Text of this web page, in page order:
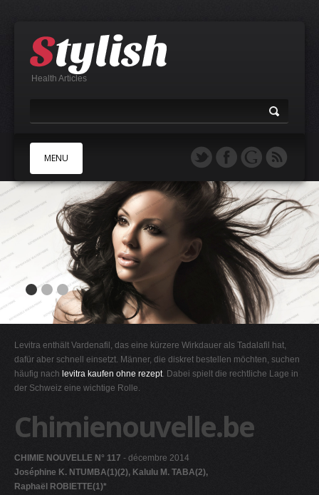
Health Articles
MENU
B
E
F
H
I
K
M
N
Levitra enthält Vardenafil, das eine kürzere Wirkdauer als Tadalafil hat,
dafür aber schnell einsetzt. Männer, die diskret bestellen möchten, suchen
häufig nach levitra kaufen ohne rezept. Dabei spielt die rechtliche Lage in
der Schweiz eine wichtige Rolle.
Chimienouvelle.be
CHIMIE NOUVELLE N° 117 - décembre 2014
Joséphine K. NTUMBA(1)(2), Kalulu M. TABA(2),
Raphaël ROBIETTE(1)*